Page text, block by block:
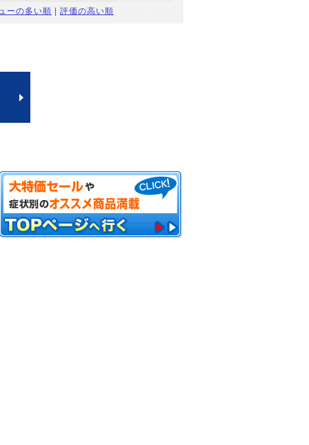
ーの多い順 | 評価の高い順